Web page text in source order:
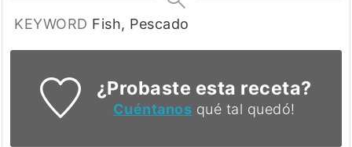
KEYWORD Fish, Pescado
¿Probaste esta receta?
Cuéntanos qué tal quedó!